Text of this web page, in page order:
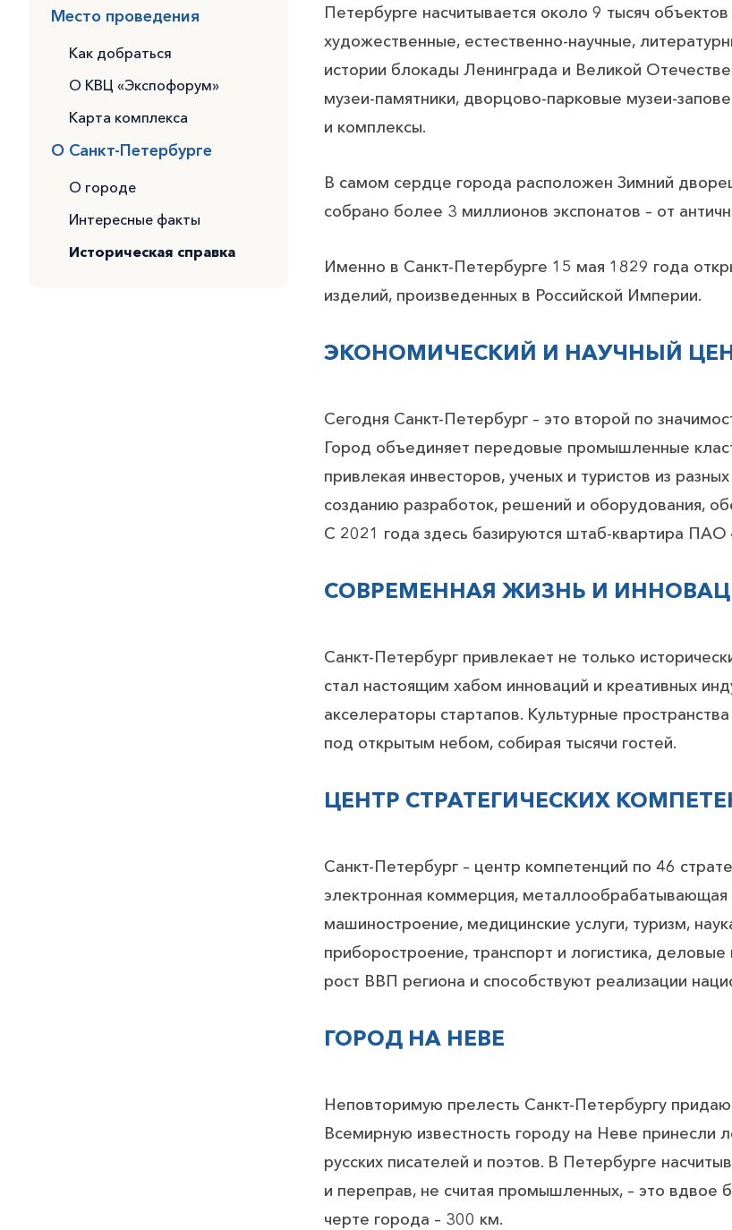
Место проведения
Как добраться
О КВЦ «Экспофорум»
Карта комплекса
О Санкт-Петербурге
О городе
Интересные факты
Историческая справка
Петербурге насчитывается около 9 тысяч
художественные, естественно-научные,
истории блокады Ленинграда и Великой
музеи-памятники, дворцово-парковые музеи-
и комплексы.
В самом сердце города расположен Зимний
собрано более 3 миллионов экспонатов – от
Именно в Санкт-Петербурге 15 мая 1829 года
изделий, произведенных в Российской Империи.
ЭКОНОМИЧЕСКИЙ И НАУЧНЫЙ
Сегодня Санкт-Петербург – это второй по
Город объединяет передовые промышленные
привлекая инвесторов, ученых и туристов из
созданию разработок, решений и оборудования,
С 2021 года здесь базируются штаб-квартира ПАО
СОВРЕМЕННАЯ ЖИЗНЬ И
Санкт-Петербург привлекает не только
стал настоящим хабом инноваций и креативных
акселераторы стартапов. Культурные
под открытым небом, собирая тысячи гостей.
ЦЕНТР СТРАТЕГИЧЕСКИХ
Санкт-Петербург – центр компетенций по 46
электронная коммерция,
машиностроение, медицинские услуги, туризм,
приборостроение, транспорт и логистика,
рост ВВП региона и способствуют реализации
ГОРОД НА НЕВЕ
Неповторимую прелесть Санкт-Петербургу
Всемирную известность городу на Неве принесли
русских писателей и поэтов. В Петербурге
и переправ, не считая промышленных, – это
черте города – 300 км.